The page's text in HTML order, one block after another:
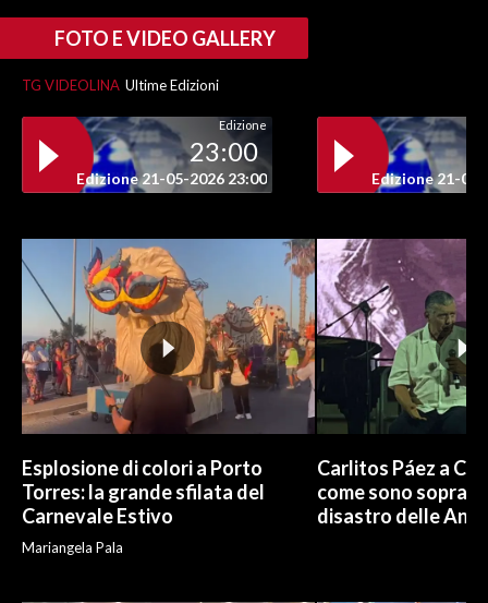
NECROLOGI
SPIAGGE
STORE
FOTO E VIDEO GALLERY
TG VIDEOLINA Ultime Edizioni
Edizione
23:00
Edizione 21-05-2026 23:00 Edizione 21-05-
Esplosione di colori a Porto
Torres: la grande sfilata del
Carnevale Estivo
Mariangela Pala
Carlitos Páez a
come sono
disastro delle